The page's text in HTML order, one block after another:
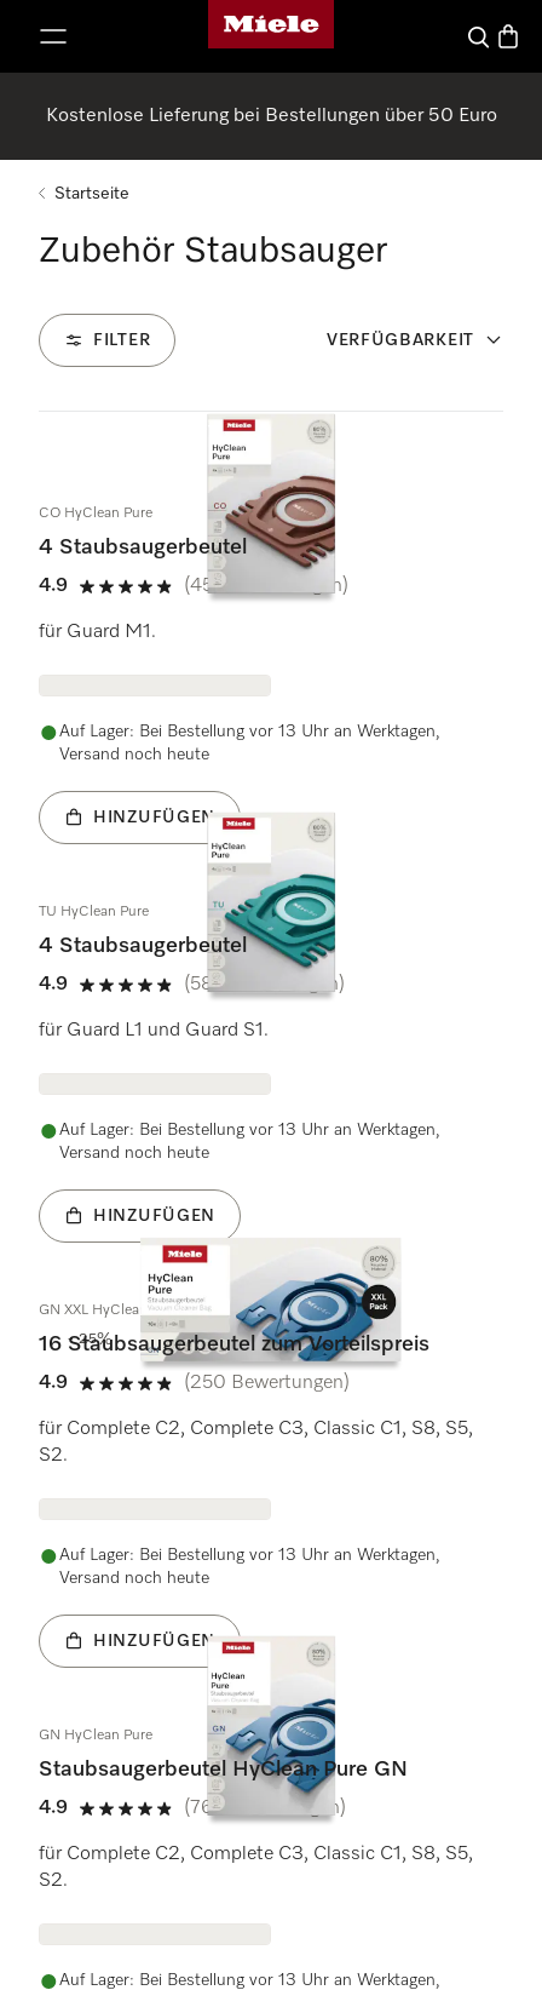
Miele-Homepage
Suche
Kostenlose Lieferung bei Bestellungen über 50 Euro
Startseite
Zubehör Staubsauger
FILTER VERFÜGBARKEIT
80 Produkte
CO HyClean Pure
4 Staubsaugerbeutel
4.9
4.9 Sterne von 5
(456 Bewertungen)
für Guard M1.
Auf Lager: Bei Bestellung vor 13 Uhr an Werktagen,
Versand noch heute
HINZUFÜGEN
TU HyClean Pure
4 Staubsaugerbeutel
4.9
4.9 Sterne von 5
(581 Bewertungen)
für Guard L1 und Guard S1.
Auf Lager: Bei Bestellung vor 13 Uhr an Werktagen,
Versand noch heute
HINZUFÜGEN
- 25%
GN XXL HyClean Pure
16 Staubsaugerbeutel zum Vorteilspreis
4.9
4.9 Sterne von 5
(250 Bewertungen)
für Complete C2, Complete C3, Classic C1, S8, S5,
S2.
Auf Lager: Bei Bestellung vor 13 Uhr an Werktagen,
Versand noch heute
HINZUFÜGEN
GN HyClean Pure
Staubsaugerbeutel HyClean Pure GN
4.9
4.9 Sterne von 5
(767 Bewertungen)
für Complete C2, Complete C3, Classic C1, S8, S5,
S2.
Auf Lager: Bei Bestellung vor 13 Uhr an Werktagen,